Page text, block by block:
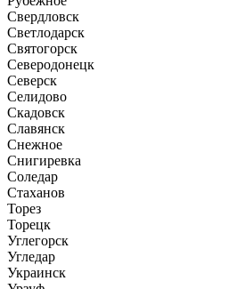
Свердловск
Светлодарск
Святогорск
Северодонецк
Северск
Селидово
Скадовск
Славянск
Снежное
Снигиревка
Соледар
Стаханов
Торез
Торецк
Углегорск
Угледар
Украинск